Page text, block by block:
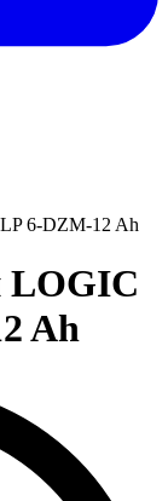
6-DZM-12 Ah
LOGIC
Ah